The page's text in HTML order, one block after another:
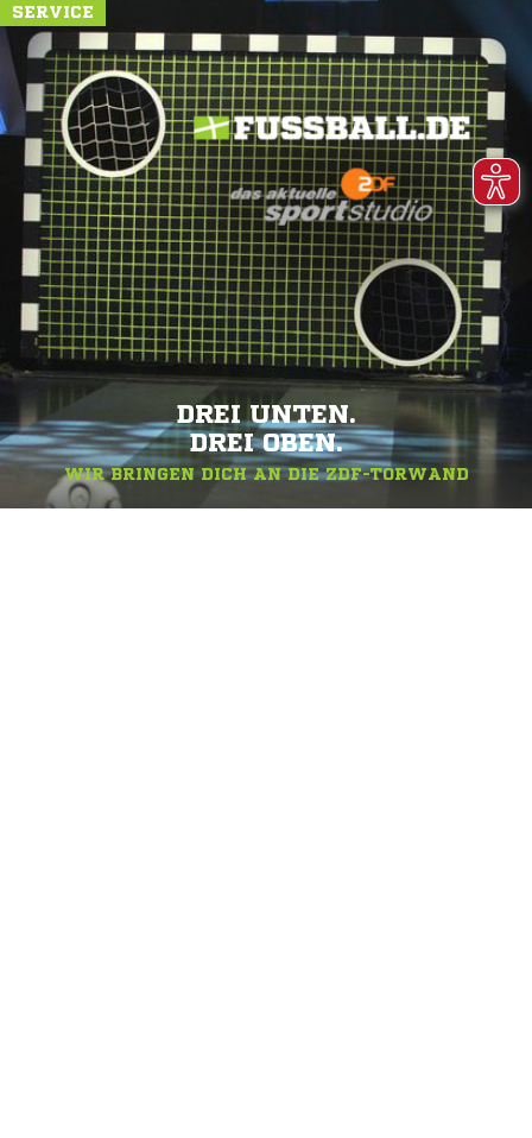
SERVICE
DREI UNTEN.
DREI OBEN.
WIR BRINGEN DICH AN DIE ZDF-TORWAND